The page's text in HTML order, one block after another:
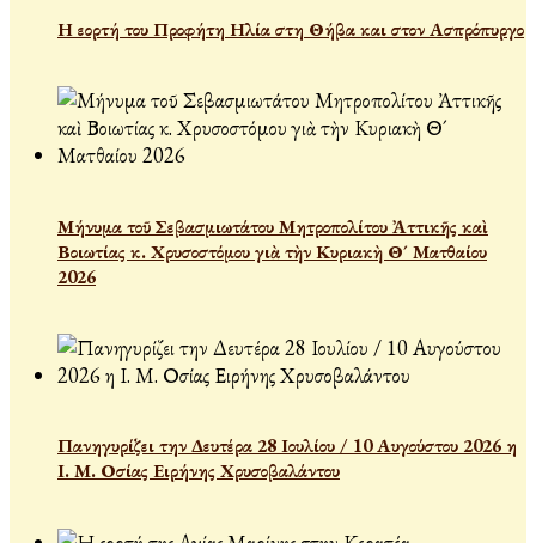
Η εορτή του Προφήτη Ηλία στη Θήβα και στον Ασπρόπυργο
Μήνυμα τοῦ Σεβασμιωτάτου Μητροπολίτου Ἀττικῆς καὶ
Βοιωτίας κ. Χρυσοστόμου γιὰ τὴν Κυριακὴ Θ´ Ματθαίου
2026
Πανηγυρίζει την Δευτέρα 28 Ιουλίου / 10 Αυγούστου 2026 η
Ι. Μ. Οσίας Ειρήνης Χρυσοβαλάντου